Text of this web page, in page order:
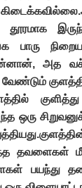
தூரமாக
பாரு
அத
ஒரு
தவளைகள்
பயந்து